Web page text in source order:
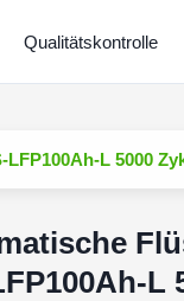
Qualitätskontrolle
L 5000
L